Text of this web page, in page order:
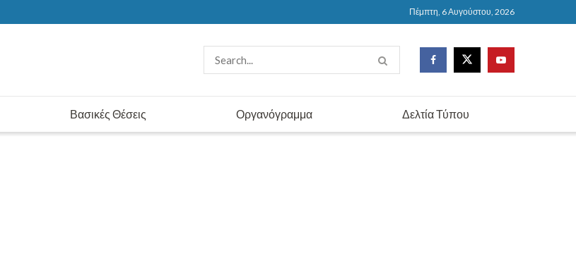
Πέμπτη, 6 Αυγούστου, 2026
Βασικές Θέσεις Οργανόγραμμα Δελτία Τύπου